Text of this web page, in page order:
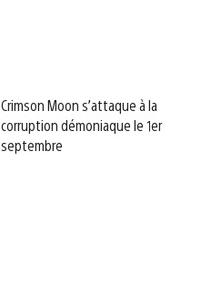
Crimson Moon s’attaque à la
corruption démoniaque le 1er
septembre